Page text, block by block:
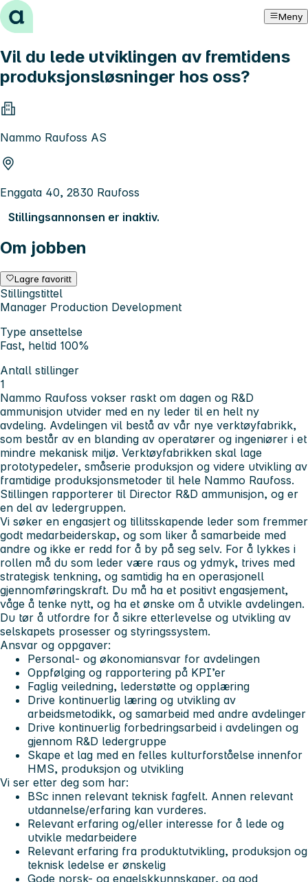
Hopp til innhold Meny
Vil du lede utviklingen av fremtidens
produksjonsløsninger hos oss?
Nammo Raufoss AS
Enggata 40, 2830 Raufoss
Stillingsannonsen er inaktiv.
Om jobben
Lagre favoritt
Stillingstittel
Manager Production Development
Type ansettelse
Fast, heltid 100%
Antall stillinger
1
Nammo Raufoss vokser raskt om dagen og R&D
ammunisjon utvider med en ny leder til en helt ny
avdeling. Avdelingen vil bestå av vår nye verktøyfabrikk,
som består av en blanding av operatører og ingeniører i et
mindre mekanisk miljø. Verktøyfabrikken skal lage
prototypedeler, småserie produksjon og videre utvikling av
framtidige produksjonsmetoder til hele Nammo Raufoss.
Stillingen rapporterer til Director R&D ammunisjon, og er
en del av ledergruppen.
Vi søker en engasjert og tillitsskapende leder som fremmer
godt medarbeiderskap, og som liker å samarbeide med
andre og ikke er redd for å by på seg selv. For å lykkes i
rollen må du som leder være raus og ydmyk, trives med
strategisk tenkning, og samtidig ha en operasjonell
gjennomføringskraft. Du må ha et positivt engasjement,
våge å tenke nytt, og ha et ønske om å utvikle avdelingen.
Du tør å utfordre for å sikre etterlevelse og utvikling av
selskapets prosesser og styringssystem.
Ansvar og oppgaver:
Personal- og økonomiansvar for avdelingen
Oppfølging og rapportering på KPI’er
Faglig veiledning, lederstøtte og opplæring
Drive kontinuerlig læring og utvikling av
arbeidsmetodikk, og samarbeid med andre avdelinger
Drive kontinuerlig forbedringsarbeid i avdelingen og
gjennom R&D ledergruppe
Skape et lag med en felles kulturforståelse innenfor
HMS, produksjon og utvikling
Vi ser etter deg som har:
BSc innen relevant teknisk fagfelt. Annen relevant
utdannelse/erfaring kan vurderes.
Relevant erfaring og/eller interesse for å lede og
utvikle medarbeidere
Relevant erfaring fra produktutvikling, produksjon og
teknisk ledelse er ønskelig
Gode norsk- og engelskkunnskaper, og god